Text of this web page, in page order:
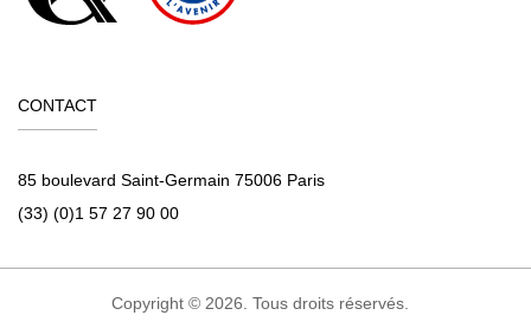
CONTACT
85 boulevard Saint-Germain 75006 Paris
(33) (0)1 57 27 90 00
Copyright © 2026. Tous droits réservés.